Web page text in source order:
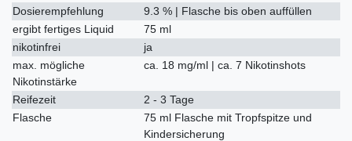
Dosierempfehlung
9.3 % | Flasche bis oben auffüllen
ergibt fertiges Liquid
75 ml
nikotinfrei
ja
max. mögliche
Nikotinstärke
ca. 18 mg/ml | ca. 7 Nikotinshots
Reifezeit
2 - 3 Tage
Flasche
75 ml Flasche mit Tropfspitze und
Kindersicherung